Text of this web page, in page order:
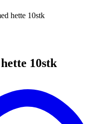
hette 10stk
10stk